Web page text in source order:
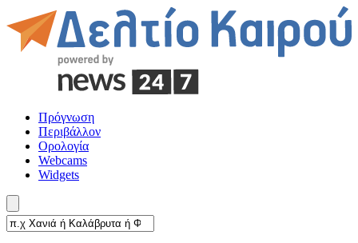
Πρόγνωση
Περιβάλλον
Ορολογία
Webcams
Widgets